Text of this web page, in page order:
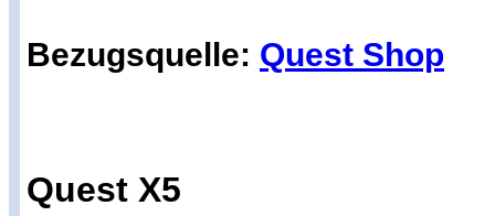
Bezugsquelle: Quest Shop
Quest X5